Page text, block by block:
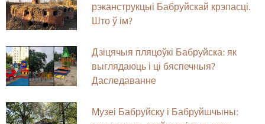
рэканструкцыі Бабруйскай крэпасці.
Што ў ім?
Дзіцячыя пляцоўкі Бабруйска: як
выглядаюць і ці бяспечныя?
Даследаванне
Музеі Бабруйску і Бабруйшчыны: